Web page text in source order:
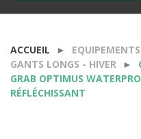
ACCUEIL EQUIPEMENTS
GANTS LONGS - HIVER
GRAB OPTIMUS
RÉFLÉCHISSANT